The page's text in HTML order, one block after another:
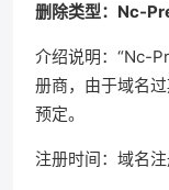
删除类型：Nc-
介绍说明：“Nc-
册商，由于域名
预定。
注册时间：域名